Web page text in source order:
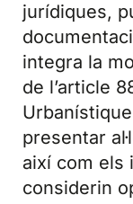
jurídiques,
integra la
de l’article
presentar
així com els
considerin